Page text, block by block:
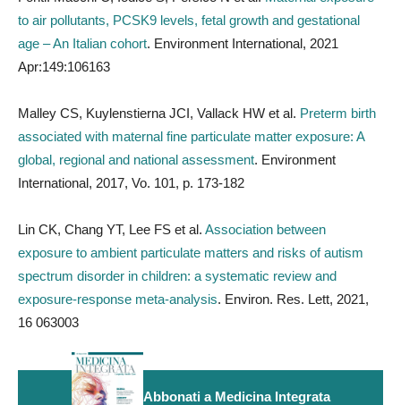
to air pollutants, PCSK9 levels, fetal growth and gestational
age – An Italian cohort. Environment International, 2021
Apr:149:106163
Malley CS, Kuylenstierna JCI, Vallack HW et al. Preterm birth
associated with maternal fine particulate matter exposure: A
global, regional and national assessment. Environment
International, 2017, Vo. 101, p. 173-182
Lin CK, Chang YT, Lee FS et al. Association between
exposure to ambient particulate matters and risks of autism
spectrum disorder in children: a systematic review and
exposure-response meta-analysis. Environ. Res. Lett, 2021,
16 063003
Abbonati a Medicina Integrata